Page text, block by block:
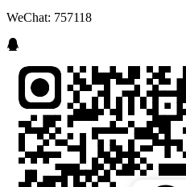
WeChat: 757118